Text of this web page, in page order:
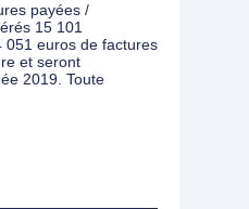
payées /
15 101
051 euros de factures
et seront
2019. Toute